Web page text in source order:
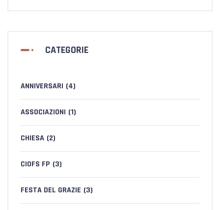
CATEGORIE
ANNIVERSARI (4)
ASSOCIAZIONI (1)
CHIESA (2)
CIOFS FP (3)
FESTA DEL GRAZIE (3)